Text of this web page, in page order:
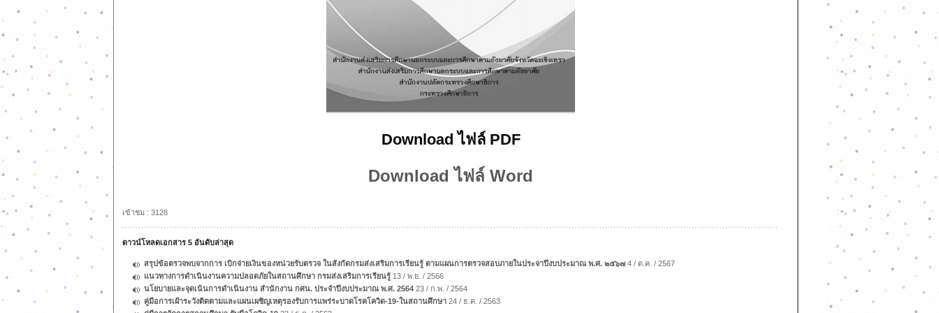
Download ไฟล์ PDF
Download ไฟล์ Word
เข้าชม : 3128
ดาวน์โหลดเอกสาร 5 อันดับล่าสุด
สรุปข้อตรวจพบจากการ เบิกจ่ายเงินของหน่วยรับตรวจ ในสังกัดกรมส่งเสริมการเรียนรู้ ตามแผนการตรวจสอบภายในประจาปีงบประมาณ พ.ศ. ๒๕๖๗ 4 / ต.ค. / 2567
แนวทางการดำเนินงานความปลอดภัยในสถานศึกษา กรมส่งเสริมการเรียนรู้ 13 / พ.ย. / 2566
นโยบายและจุดเน้นการดำเนินงาน สำนักงาน กศน. ประจำปีงบประมาณ พ.ศ. 2564 23 / ก.พ. / 2564
คู่มือการเฝ้าระวังติดตามและแผนเผชิญเหตุรองรับการแพร่ระบาดโรคโควิด-19-ในสถานศึกษา 24 / ธ.ค. / 2563